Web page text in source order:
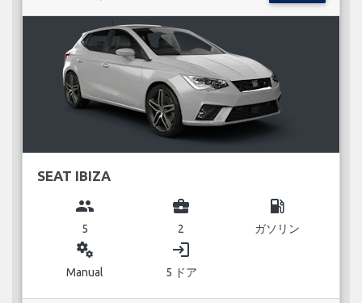
SEAT IBIZA
group
5
business_center
2
local_gas_station
ガソリン
miscellaneous_services
Manual
login
5 ドア